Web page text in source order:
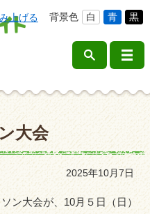
上げる 背景色 白 青 黒
大会
2025年10月7日
ン大会が、10月５日（日）